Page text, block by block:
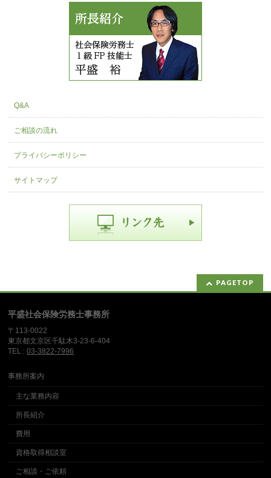
Q&A
ご相談の流れ
プライバシーポリシー
サイトマップ
PAGETOP
平盛社会保険労務士事務所
〒113-0022
東京都文京区千駄木3-23-6-404
TEL :03-3822-7996
事務所案内
主な業務内容
所長紹介
費用
資格取得相談室
ご相談・ご依頼